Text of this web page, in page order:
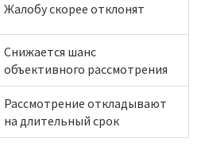
Жалобу скорее отклонят
Снижается шанс
объективного рассмотрения
Рассмотрение откладывают
на длительный срок